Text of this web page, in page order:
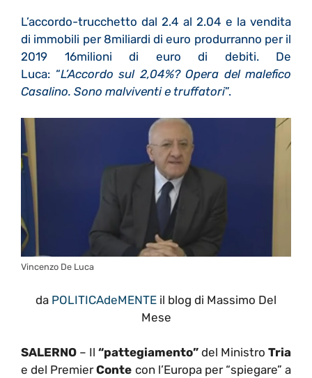
L’accordo-trucchetto dal 2.4 al 2.04 e la vendita
di immobili per 8miliardi di euro produrranno per il
2019 16milioni di euro di debiti. De
Luca: “L’Accordo sul 2,04%? Opera del malefico
Casalino. Sono malviventi e truffatori”.
Vincenzo De Luca
da POLITICAdeMENTE il blog di Massimo Del
Mese
SALERNO – Il “pattegiamento” del Ministro Tria
e del PremierConte con l’Europa per “spiegare” a